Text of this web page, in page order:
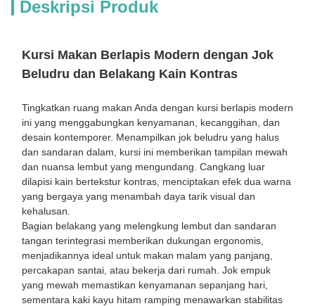
Deskripsi Produk
Kursi Makan Berlapis Modern dengan Jok
Beludru dan Belakang Kain Kontras
Tingkatkan ruang makan Anda dengan kursi berlapis modern
ini yang menggabungkan kenyamanan, kecanggihan, dan
desain kontemporer. Menampilkan jok beludru yang halus
dan sandaran dalam, kursi ini memberikan tampilan mewah
dan nuansa lembut yang mengundang. Cangkang luar
dilapisi kain bertekstur kontras, menciptakan efek dua warna
yang bergaya yang menambah daya tarik visual dan
kehalusan.
Bagian belakang yang melengkung lembut dan sandaran
tangan terintegrasi memberikan dukungan ergonomis,
menjadikannya ideal untuk makan malam yang panjang,
percakapan santai, atau bekerja dari rumah. Jok empuk
yang mewah memastikan kenyamanan sepanjang hari,
sementara kaki kayu hitam ramping menawarkan stabilitas